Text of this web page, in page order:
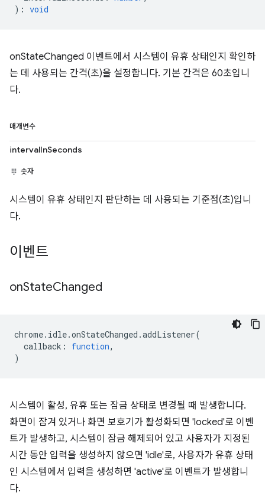
) : void
onStateChanged 이벤트에서 시스템이 유휴 상태인지 확인하
는 데 사용되는 간격(초)을 설정합니다. 기본 간격은 60초입니
다.
매개변수
intervalInSeconds
숫자
시스템이 유휴 상태인지 판단하는 데 사용되는 기준점(초)입니
다.
이벤트
onStateChanged
chrome. idle.onStateChanged .addListener(
callback : function,
)
시스템이 활성, 유휴 또는 잠금 상태로 변경될 때 발생합니다.
화면이 잠겨 있거나 화면 보호기가 활성화되면 'locked'로 이벤
트가 발생하고, 시스템이 잠금 해제되어 있고 사용자가 지정된
시간 동안 입력을 생성하지 않으면 'idle'로, 사용자가 유휴 상태
인 시스템에서 입력을 생성하면 'active'로 이벤트가 발생합니
다.